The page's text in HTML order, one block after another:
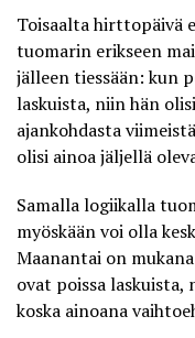
Toisaalta hirttopäivä
tuomarin erikseen
jälleen tiessään: kun
laskuista, niin hän
ajankohdasta
olisi ainoa jäljellä
Samalla logiikalla
myöskään voi olla
Maanantai on
ovat poissa
koska ainoana